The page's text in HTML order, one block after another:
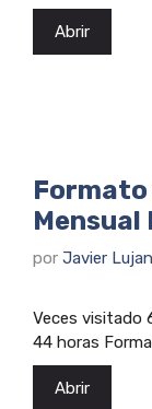
Abrir
Formato
Mensual
por Javier Lujan
Veces visitado
44 horas
Abrir